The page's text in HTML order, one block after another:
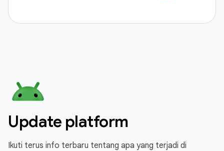
Update platform
Ikuti terus info terbaru tentang apa yang terjadi di